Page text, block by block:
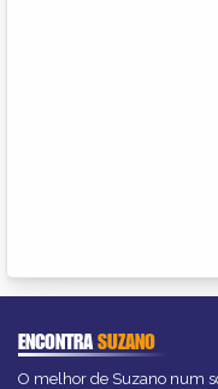
ENCONTRASUZANO
O melhor de Suzano num